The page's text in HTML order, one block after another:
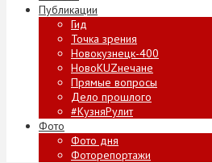
Публикации
Гид
Точка зрения
Новокузнецк-400
НовоKUZнечане
Прямые вопросы
Дело прошлого
#КузняРулит
Фото
Фото дня
Фоторепортажи